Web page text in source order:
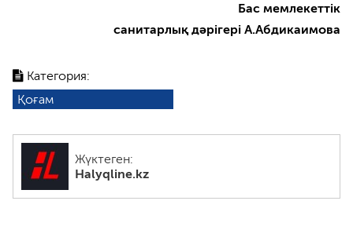
Категория:
Қоғам
Жүктеген:
Halyqline.kz
Бас мемлекеттік
санитарлық дәрігері А.Абдикаимова